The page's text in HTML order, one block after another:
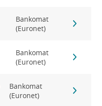
Bankomat
(Euronet)
Bankomat
(Euronet)
Bankomat
(Euronet)